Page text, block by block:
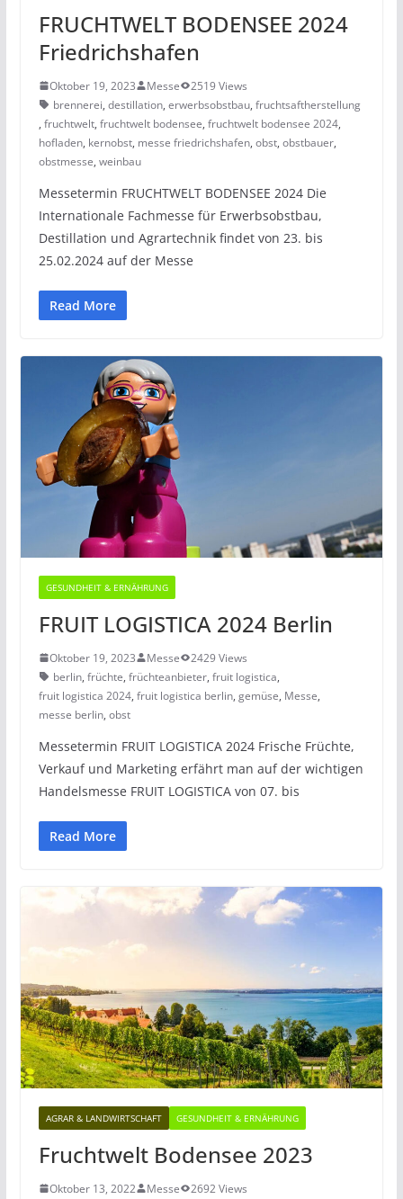
FRUCHTWELT BODENSEE 2024
Friedrichshafen
Oktober 19, 2023 Messe
2519 Views
brennerei, destillation, erwerbsobstbau, fruchtsaftherstellung
, fruchtwelt, fruchtwelt bodensee, fruchtwelt bodensee 2024,
hofladen, kernobst, messe friedrichshafen, obst, obstbauer,
obstmesse, weinbau
Messetermin FRUCHTWELT BODENSEE 2024 Die
Internationale Fachmesse für Erwerbsobstbau,
Destillation und Agrartechnik findet von 23. bis
25.02.2024 auf der Messe
Read More
GESUNDHEIT & ERNÄHRUNG
FRUIT LOGISTICA 2024 Berlin
Oktober 19, 2023 Messe
2429 Views
berlin, früchte, früchteanbieter, fruit logistica,
fruit logistica 2024, fruit logistica berlin, gemüse, Messe,
messe berlin, obst
Messetermin FRUIT LOGISTICA 2024 Frische Früchte,
Verkauf und Marketing erfährt man auf der wichtigen
Handelsmesse FRUIT LOGISTICA von 07. bis
Read More
AGRAR & LANDWIRTSCHAFT GESUNDHEIT & ERNÄHRUNG
Fruchtwelt Bodensee 2023
Oktober 13, 2022 Messe 2692 Views